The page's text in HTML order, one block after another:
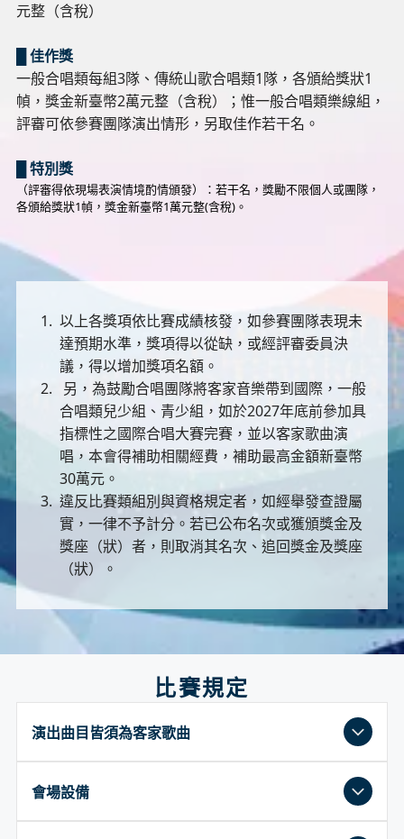
元整（含稅）
█ 佳作獎
一般合唱類每組3隊、傳統山歌合唱類1隊，各頒給獎狀1
幀，獎金新臺幣2萬元整（含稅）；惟一般合唱類樂線組，
評審可依參賽團隊演出情形，另取佳作若干名。
█ 特別獎
（評審得依現場表演情境酌情頒發）：若干名，獎勵不限個人或團隊，
各頒給獎狀1幀，獎金新臺幣1萬元整(含稅)。
以上各獎項依比賽成績核發，如參賽團隊表現未
達預期水準，獎項得以從缺，或經評審委員決
議，得以增加獎項名額。
另，為鼓勵合唱團隊將客家音樂帶到國際，一般
合唱類兒少組、青少組，如於2027年底前參加具
指標性之國際合唱大賽完賽，並以客家歌曲演
唱，本會得補助相關經費，補助最高金額新臺幣
30萬元。
違反比賽類組別與資格規定者，如經舉發查證屬
實，一律不予計分。若已公布名次或獲頒獎金及
獎座（狀）者，則取消其名次、追回獎金及獎座
（狀）。
比賽規定
演出曲目皆須為客家歌曲
一般合唱類演出曲目皆須為客家歌曲，歌詞客語比重
需達整首歌80%以上，自選曲由各隊自行決定，若以
會場設備